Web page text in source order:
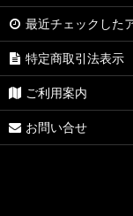
最近チェックした
特定商取引法表示
ご利用案内
お問い合せ